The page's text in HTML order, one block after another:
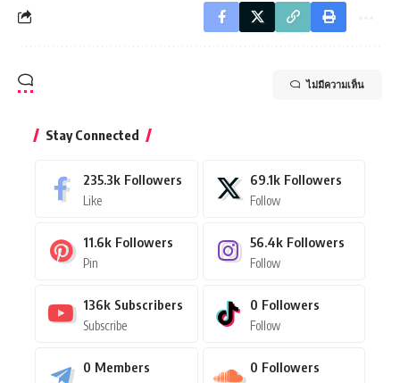
ไม่มีความเห็น
Stay Connected
235.3k Followers
Like
69.1k Followers
Follow
11.6k Followers
Pin
56.4k Followers
Follow
136k Subscribers
Subscribe
0 Followers
Follow
0 Members 0 Followers